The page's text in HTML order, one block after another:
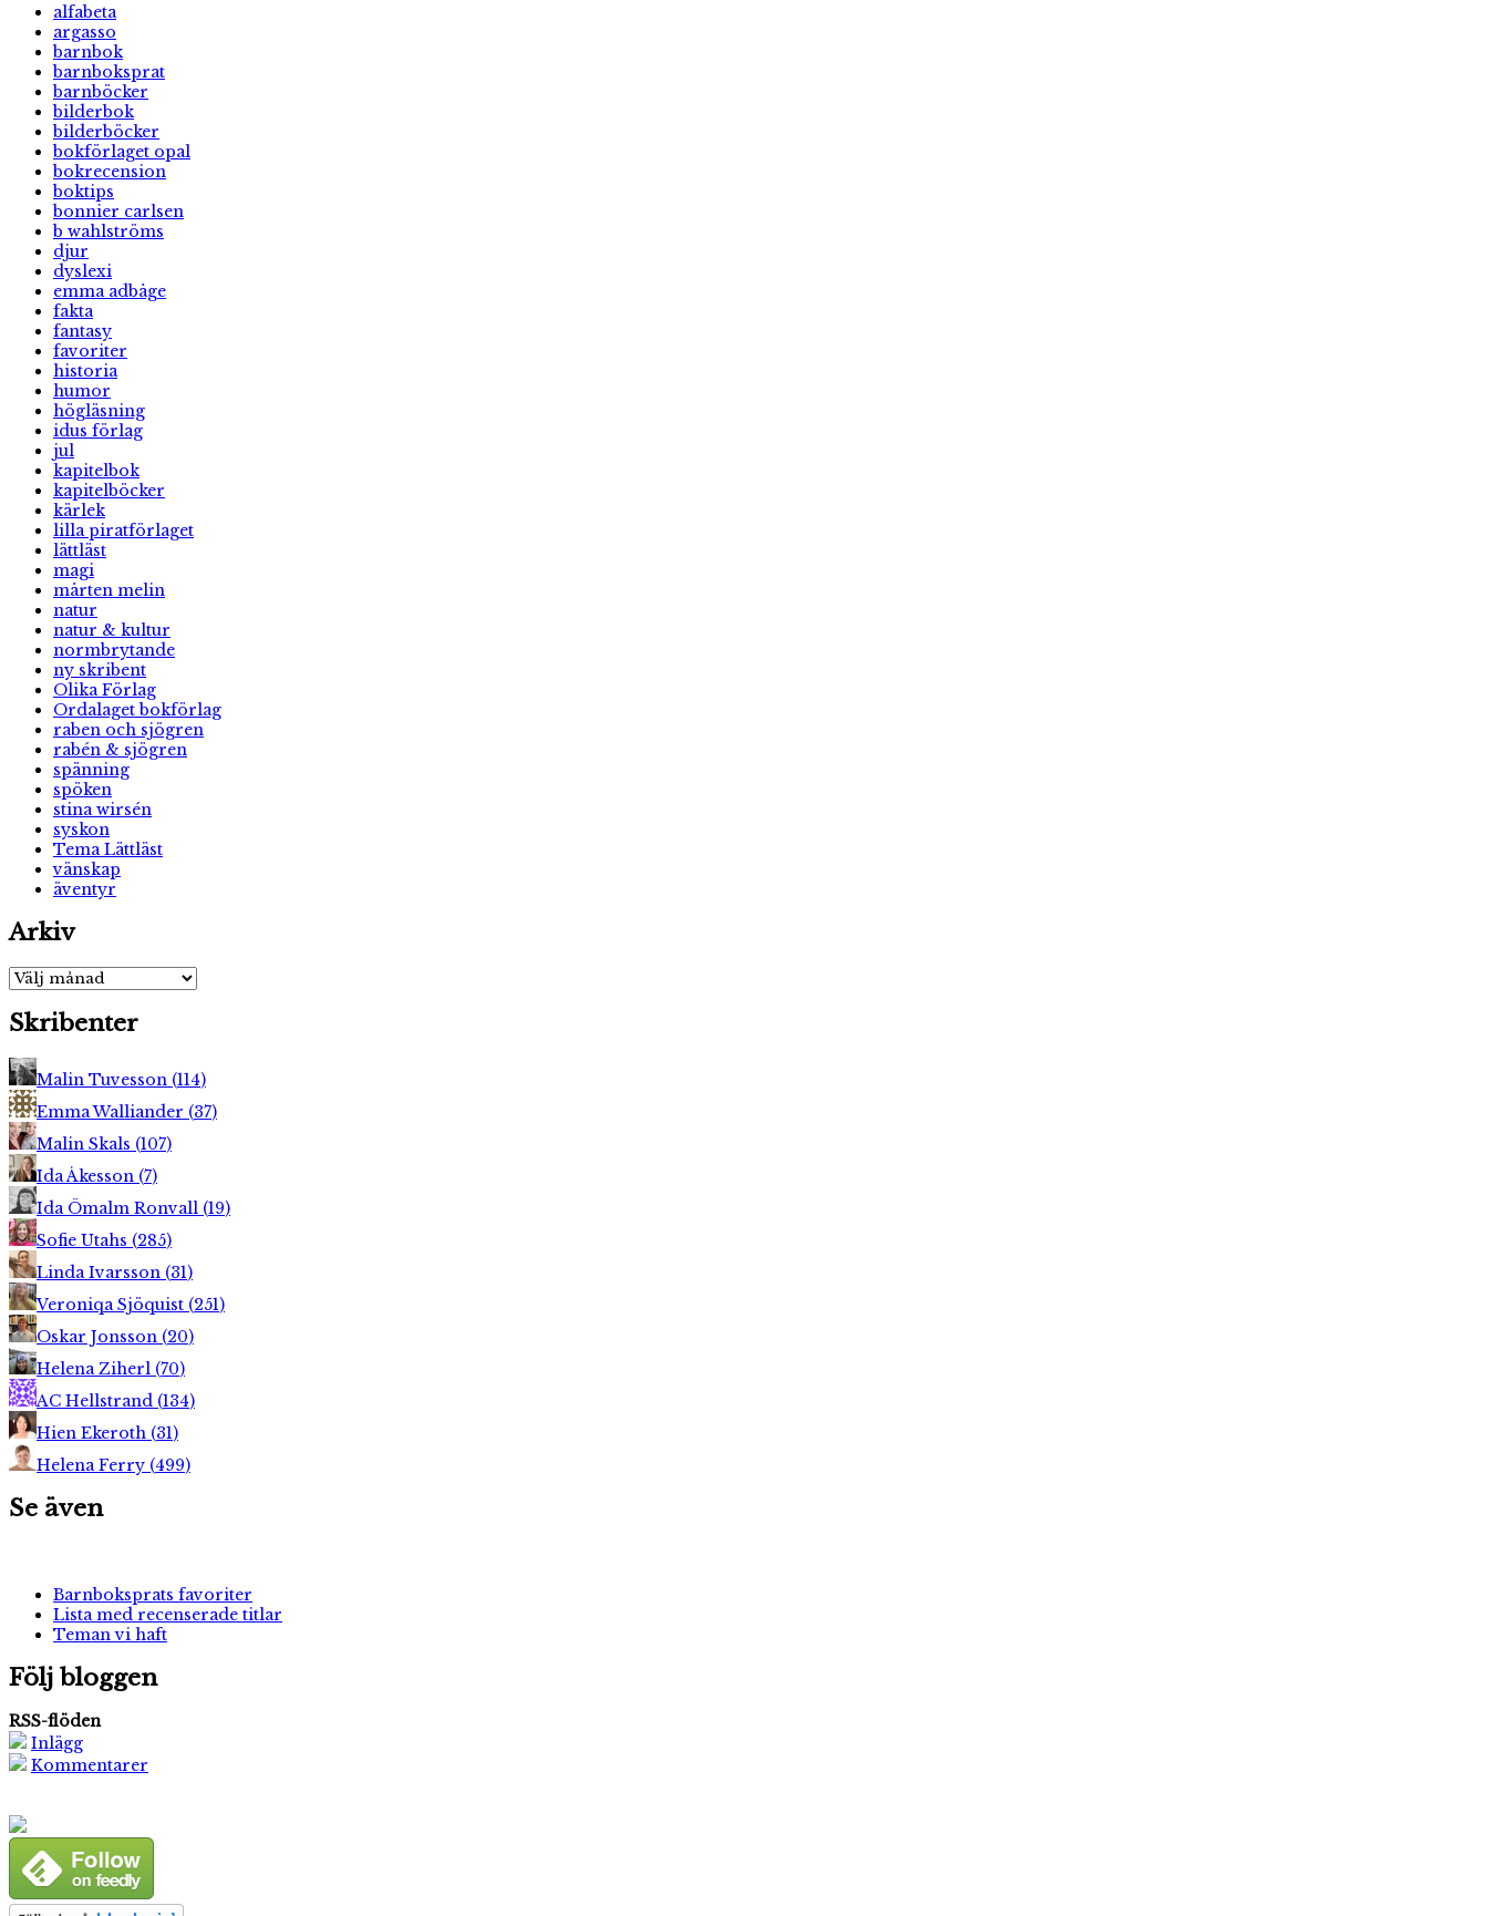
alfabeta
argasso
barnbok
barnboksprat
barnböcker
bilderbok
bilderböcker
bokförlaget opal
bokrecension
boktips
bonnier carlsen
b wahlströms
djur
dyslexi
emma adbåge
fakta
fantasy
favoriter
historia
humor
högläsning
idus förlag
jul
kapitelbok
kapitelböcker
kärlek
lilla piratförlaget
lättläst
magi
mårten melin
natur
natur & kultur
normbrytande
ny skribent
Olika Förlag
Ordalaget bokförlag
raben och sjögren
rabén & sjögren
spänning
spöken
stina wirsén
syskon
Tema Lättläst
vänskap
äventyr
Arkiv
Arkiv
Skribenter
Malin Tuvesson (114)
Emma Walliander (37)
Malin Skals (107)
Ida Åkesson (7)
Ida Ömalm Ronvall (19)
Sofie Utahs (285)
Linda Ivarsson (31)
Veroniqa Sjöquist (251)
Oskar Jonsson (20)
Helena Ziherl (70)
AC Hellstrand (134)
Hien Ekeroth (31)
Helena Ferry (499)
Se även
Barnboksprats favoriter
Lista med recenserade titlar
Teman vi haft
Följ bloggen
RSS-flöden
Inlägg
Kommentarer